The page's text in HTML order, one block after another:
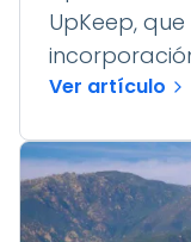
UpKeep,
Ver artículo